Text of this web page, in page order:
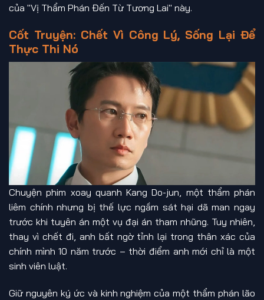
của "Vị Thẩm Phán Đến Từ Tương Lai" này.
Cốt Truyện: Chết Vì Công Lý, Sống Lại Để
Thực Thi Nó
Chuyện phim xoay quanh Kang Do-jun, một thẩm phán
liêm chính nhưng bị thế lực ngầm sát hại dã man ngay
trước khi tuyên án một vụ đại án tham nhũng. Tuy nhiên,
thay vì chết đi, anh bất ngờ tỉnh lại trong thân xác của
chính mình 10 năm trước – thời điểm anh mới chỉ là một
sinh viên luật.
Giữ nguyên ký ức và kinh nghiệm của một thẩm phán lão